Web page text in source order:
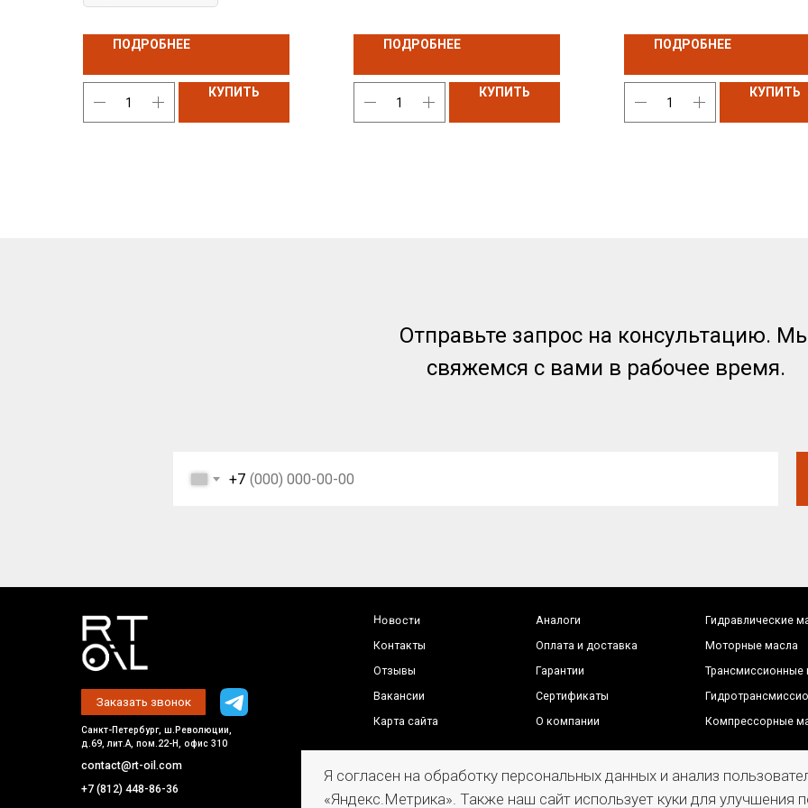
способности роликовых и шариковых
подшипников.
ПОДРОБНЕЕ
КУПИТЬ
высокие эксплуатационные
характеристики в условиях высоких
температур, отличные адгезионные
свойства, структурную стабильность и
стойкость к воздействию воды.
ПОДРОБНЕЕ
КУПИТЬ
ПОДРОБНЕЕ
КУПИТЬ
Отправьте запрос на консультацию.
свяжемся с вами в рабочее время.
+7
Я согласен на обработку персональных данных и анализ
«Яндекс.Метрика». Также наш сайт использует куки для улучшения
Гидравлические масла
обработки персональных данных
Карта сайта